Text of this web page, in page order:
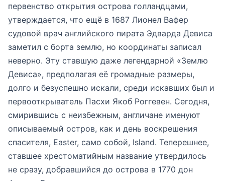
первенство открытия острова голландцами,
утверждается, что ещё в 1687 Лионел Вафер
судовой врач английского пирата Эдварда Девиса
заметил с борта землю, но координаты записал
неверно. Эту ставшую даже легендарной «Землю
Девиса», предполагая её громадные размеры,
долго и безуспешно искали, среди искавших был и
первооткрыватель Пасхи Якоб Роггевен. Сегодня,
смирившись с неизбежным, англичане именуют
описываемый остров, как и день воскрешения
спасителя, Easter, само собой, Island. Теперешнее,
ставшее хрестоматийным название утвердилось
не сразу, добравшийся до острова в 1770 дон